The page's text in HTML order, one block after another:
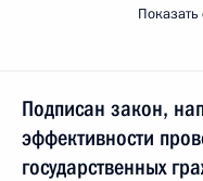
Подписан закон,
эффективности
государственных